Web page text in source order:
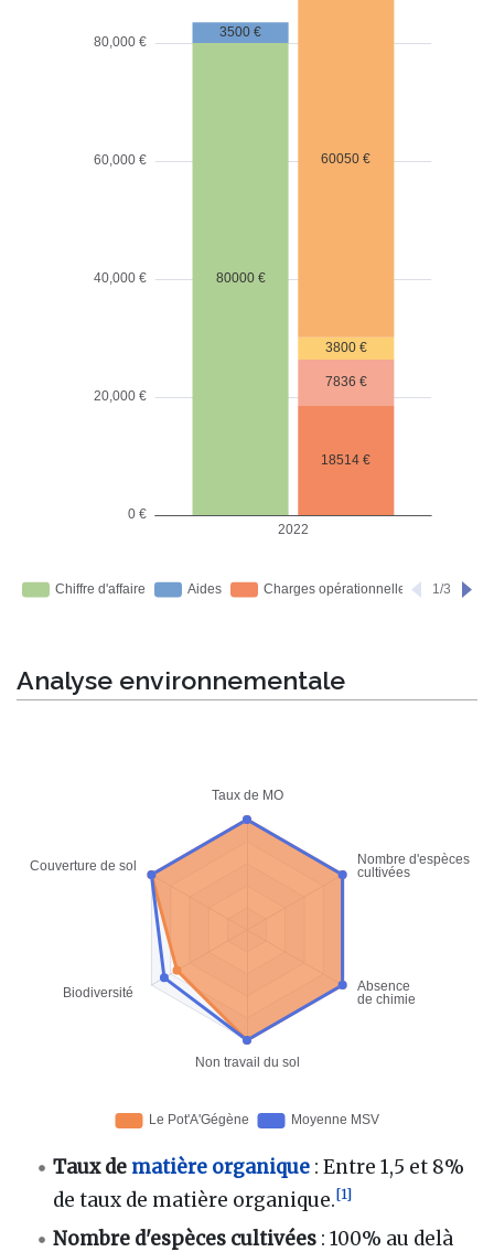
Analyse environnementale
Taux de matière organique : Entre 1,5 et 8%
de taux de matière organique.[1]
Nombre d'espèces cultivées : 100% au delà